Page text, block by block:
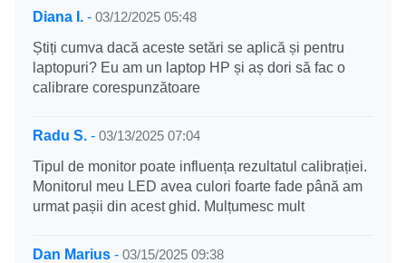
Diana I. - 03/12/2025 05:48
Știți cumva dacă aceste setări se aplică și pentru
laptopuri? Eu am un laptop HP și aș dori să fac o
calibrare corespunzătoare
Radu S. - 03/13/2025 07:04
Tipul de monitor poate influența rezultatul calibrației.
Monitorul meu LED avea culori foarte fade până am
urmat pașii din acest ghid. Mulțumesc mult
Dan Marius - 03/15/2025 09:38